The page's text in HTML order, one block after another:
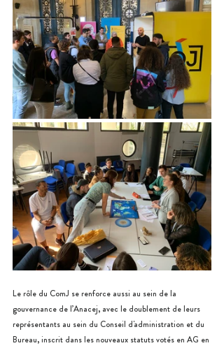
Le rôle du ComJ se renforce aussi au sein de la
gouvernance de l’Anacej, avec le doublement de leurs
représentants au sein du Conseil d'administration et du
Bureau, inscrit dans les nouveaux statuts votés en AG en